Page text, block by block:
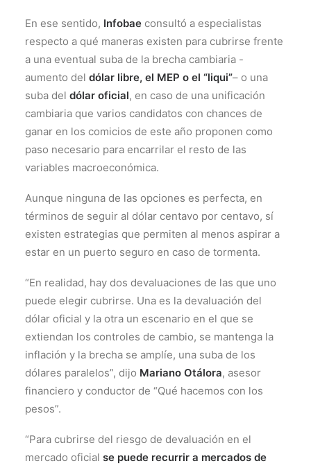
En ese sentido, Infobae consultó a especialistas
respecto a qué maneras existen para cubrirse frente
a una eventual suba de la brecha cambiaria -
aumento del dólar libre, el MEP o el “liqui”– o una
suba del dólar oficial, en caso de una unificación
cambiaria que varios candidatos con chances de
ganar en los comicios de este año proponen como
paso necesario para encarrilar el resto de las
variables macroeconómica.
Aunque ninguna de las opciones es perfecta, en
términos de seguir al dólar centavo por centavo, sí
existen estrategias que permiten al menos aspirar a
estar en un puerto seguro en caso de tormenta.
“En realidad, hay dos devaluaciones de las que uno
puede elegir cubrirse. Una es la devaluación del
dólar oficial y la otra un escenario en el que se
extiendan los controles de cambio, se mantenga la
inflación y la brecha se amplíe, una suba de los
dólares paralelos”, dijo Mariano Otálora, asesor
financiero y conductor de “Qué hacemos con los
pesos”.
“Para cubrirse del riesgo de devaluación en el
mercado oficial se puede recurrir a mercados de